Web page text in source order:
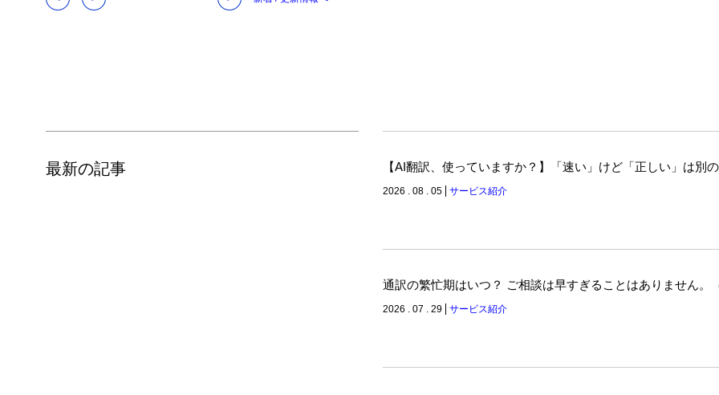
最新の記事 【AI翻訳、使っていますか？】「速い」けど「正しい」は別
2026 . 08 . 05 サービス紹介
通訳の繁忙期はいつ？ ご相談は早すぎることはありません。
2026 . 07 . 29 サービス紹介